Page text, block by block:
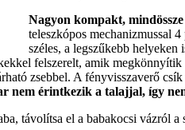
Nagyon kompakt,
teleszkópos mechanizmussal
széles, a legszűkebb helyeken
felszerelt, amik
zsebbel. A fényvisszaverő
nem érintkezik a talajjal, így
távolítsa el a babakocsi vázról